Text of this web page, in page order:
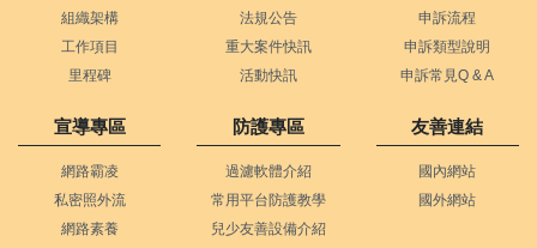
組織架構
工作項目
里程碑
法規公告
重大案件快訊
活動快訊
申訴流程
申訴類型說明
申訴常見Q & A
宣導專區
網路霸凌
私密照外流
網路素養
防護專區
過濾軟體介紹
常用平台防護教學
兒少友善設備介紹
友善連結
國內網站
國外網站